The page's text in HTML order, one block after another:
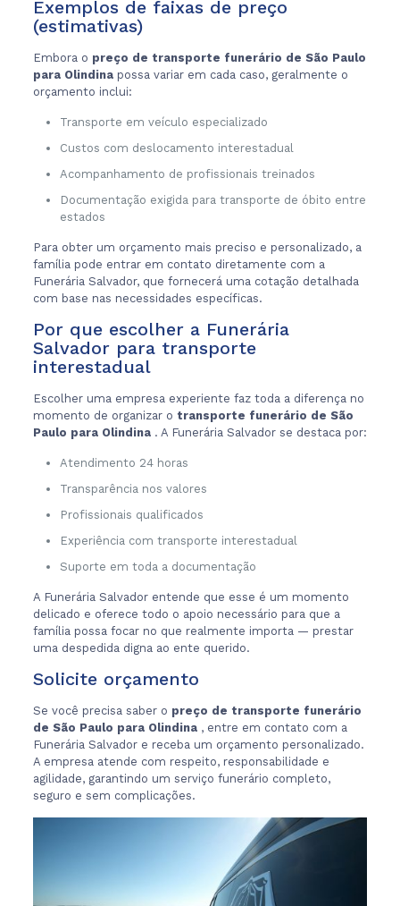
Exemplos de faixas de preço
(estimativas)
Embora o preço de transporte funerário de São Paulo
para Olindina possa variar em cada caso, geralmente o
orçamento inclui:
Transporte em veículo especializado
Custos com deslocamento interestadual
Acompanhamento de profissionais treinados
Documentação exigida para transporte de óbito entre
estados
Para obter um orçamento mais preciso e personalizado, a
família pode entrar em contato diretamente com a
Funerária Salvador, que fornecerá uma cotação detalhada
com base nas necessidades específicas.
Por que escolher a Funerária
Salvador para transporte
interestadual
Escolher uma empresa experiente faz toda a diferença no
momento de organizar o transporte funerário de São
Paulo para Olindina . A Funerária Salvador se destaca por:
Atendimento 24 horas
Transparência nos valores
Profissionais qualificados
Experiência com transporte interestadual
Suporte em toda a documentação
A Funerária Salvador entende que esse é um momento
delicado e oferece todo o apoio necessário para que a
família possa focar no que realmente importa — prestar
uma despedida digna ao ente querido.
Solicite orçamento
Se você precisa saber o preço de transporte funerário
de São Paulo para Olindina , entre em contato com a
Funerária Salvador e receba um orçamento personalizado.
A empresa atende com respeito, responsabilidade e
agilidade, garantindo um serviço funerário completo,
seguro e sem complicações.